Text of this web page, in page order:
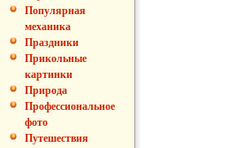
Популярная
механика
Праздники
Прикольные
картинки
Природа
Профессиональное
фото
Путешествия